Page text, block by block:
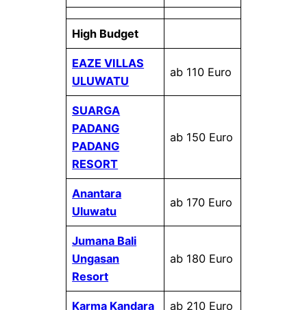
High Budget
EAZE VILLAS
ULUWATU
ab 110 Euro
SUARGA
PADANG
PADANG
RESORT
ab 150 Euro
Anantara
Uluwatu
ab 170 Euro
Jumana Bali
Ungasan
Resort
ab 180 Euro
Karma Kandara ab 210 Euro